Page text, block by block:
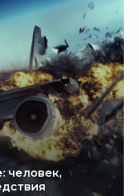
человек,